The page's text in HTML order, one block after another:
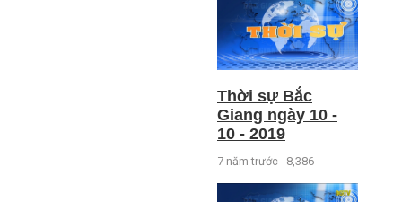
Thời sự Bắc
Giang ngày 10 -
10 - 2019
7 năm trước 8,386